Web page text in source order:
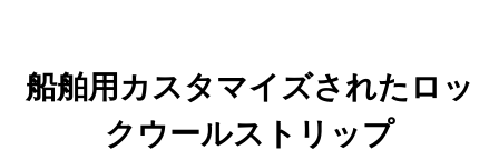
船舶用カスタマイズされたロッ
クウールストリップ